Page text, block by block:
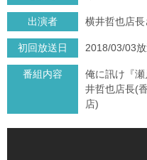
出演者 横井哲也店長
初回放送日 2018/03/03
番組内容
俺に訊け『
井哲也店長(
店)